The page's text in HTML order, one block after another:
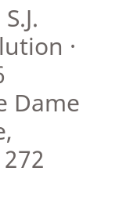
·
Dame